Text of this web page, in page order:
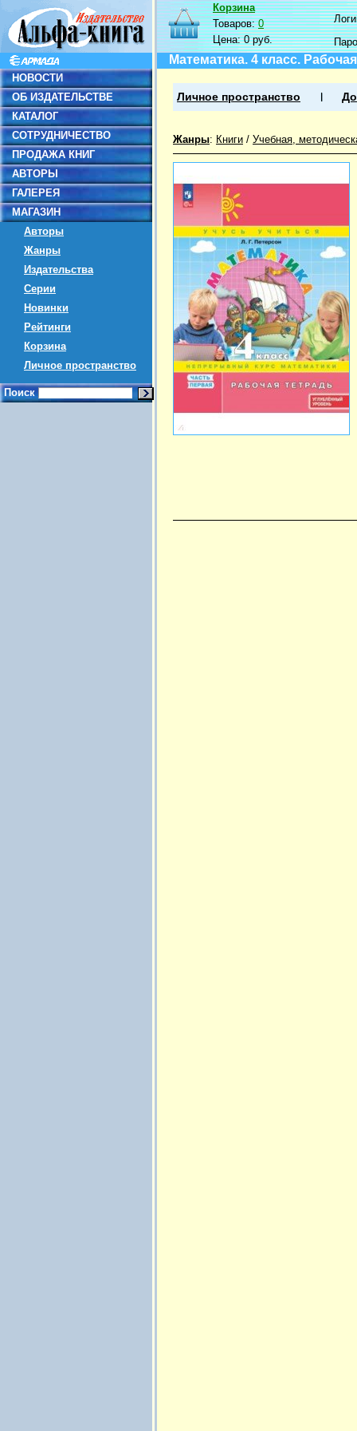
НОВОСТИ
ОБ ИЗДАТЕЛЬСТВЕ
КАТАЛОГ
СОТРУДНИЧЕСТВО
ПРОДАЖА КНИГ
АВТОРЫ
ГАЛЕРЕЯ
МАГАЗИН
Авторы
Жанры
Издательства
Серии
Новинки
Рейтинги
Корзина
Личное пространство
Поиск
Корзина
Товаров:0
Цена:0 руб.
Математика. 4 класс.
Личное пространство
Жанры: Книги / Учебная,